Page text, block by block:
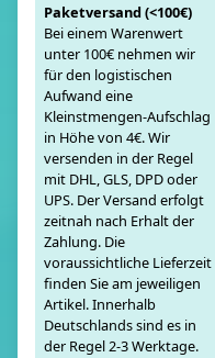
Paketversand (<100€)
Bei einem Warenwert
unter 100€ nehmen wir
für den logistischen
Aufwand eine
Kleinstmengen-Aufschlag
in Höhe von 4€. Wir
versenden in der Regel
mit DHL, GLS, DPD oder
UPS. Der Versand erfolgt
zeitnah nach Erhalt der
Zahlung. Die
voraussichtliche Lieferzeit
finden Sie am jeweiligen
Artikel. Innerhalb
Deutschlands sind es in
der Regel 2-3 Werktage.